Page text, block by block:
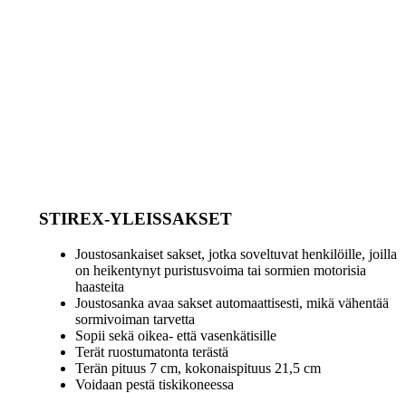
STIREX-YLEISSAKSET
Joustosankaiset sakset, jotka soveltuvat henkilöille, joilla
on heikentynyt puristusvoima tai sormien motorisia
haasteita
Joustosanka avaa sakset automaattisesti, mikä vähentää
sormivoiman tarvetta
Sopii sekä oikea- että vasenkätisille
Terät ruostumatonta terästä
Terän pituus 7 cm, kokonaispituus 21,5 cm
Voidaan pestä tiskikoneessa